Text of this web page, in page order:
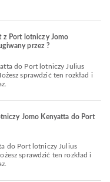
z Port lotniczy Jomo
przez ?
sprawdzić ten rozkład i
Jomo Kenyatta do Port
sprawdzić ten rozkład i